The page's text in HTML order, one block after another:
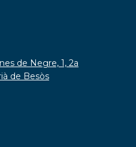
de Negre, 1, 2a
de Besòs